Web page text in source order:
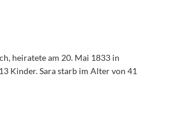
heiratete am 20. Mai 1833 in
Kinder. Sara starb im Alter von 41